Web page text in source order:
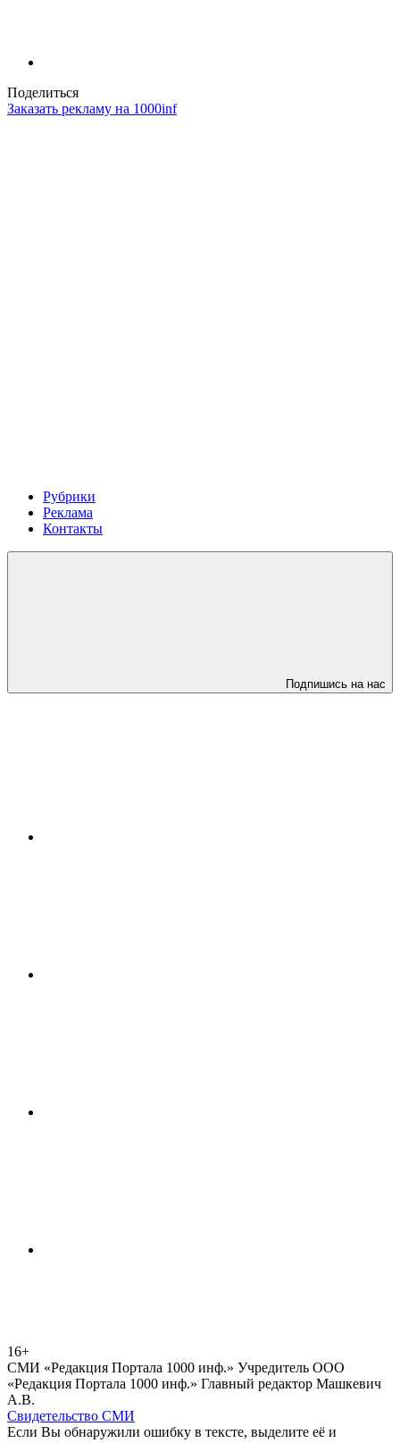
Поделиться
Заказать рекламу на 1000inf
Рубрики
Реклама
Контакты
Подпишись на нас
16+
СМИ «Редакция Портала 1000 инф.» Учредитель ООО
«Редакция Портала 1000 инф.» Главный редактор Машкевич
А.В.
Свидетельство СМИ
Если Вы обнаружили ошибку в тексте, выделите её и